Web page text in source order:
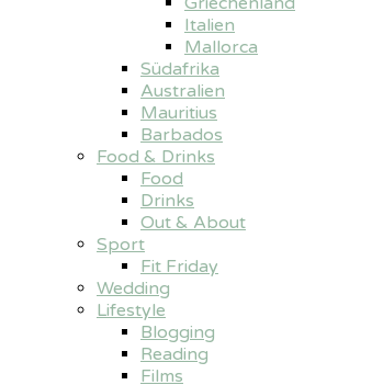
Italien
Mallorca
Südafrika
Australien
Mauritius
Barbados
Food & Drinks
Food
Drinks
Out & About
Sport
Fit Friday
Wedding
Lifestyle
Blogging
Reading
Films